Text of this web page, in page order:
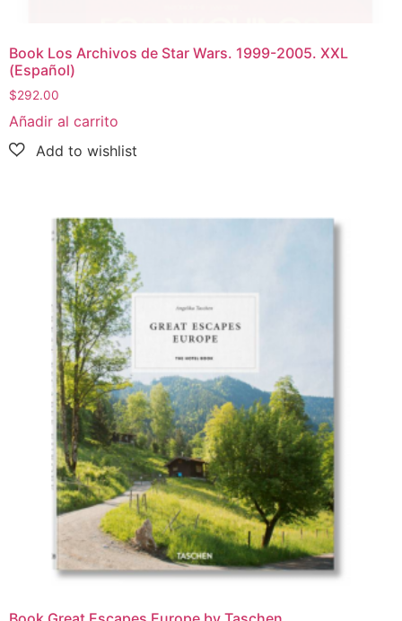
Book Los Archivos de Star Wars. 1999-2005. XXL
(Español)
$292.00
Añadir al carrito